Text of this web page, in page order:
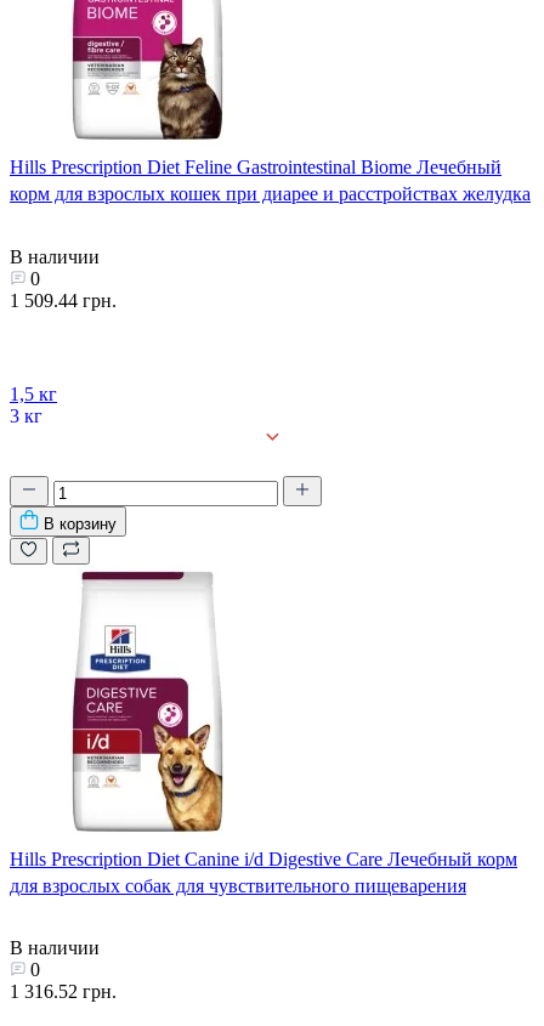
Hills Prescription Diet Feline Gastrointestinal Biome Лечебный
корм для взрослых кошек при диарее и расстройствах желудка
В наличии
0
1 509.44 грн.
1,5 кг
3 кг
В корзину
Hills Prescription Diet Canine i/d Digestive Care Лечебный корм
для взрослых собак для чувствительного пищеварения
В наличии
0
1 316.52 грн.